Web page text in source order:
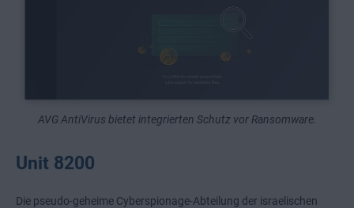
AVG AntiVirus bietet integrierten Schutz vor Ransomware.
Unit 8200
Die pseudo-geheime Cyberspionage-Abteilung der israelischen